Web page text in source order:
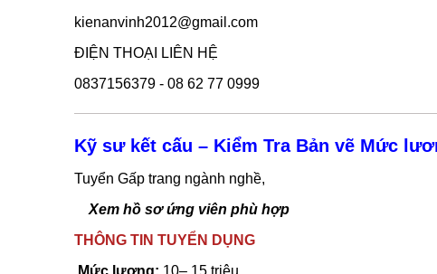
kienanvinh2012@gmail.com
ĐIỆN THOẠI LIÊN HỆ
0837156379 - 08 62 77 0999
Kỹ sư kết cấu – Kiểm Tra Bản vẽ Mức
Tuyển Gấp trang ngành nghề,
Xem hồ sơ ứng viên phù hợp
THÔNG TIN TUYỂN DỤNG
Mức lương: 10– 15 triệu